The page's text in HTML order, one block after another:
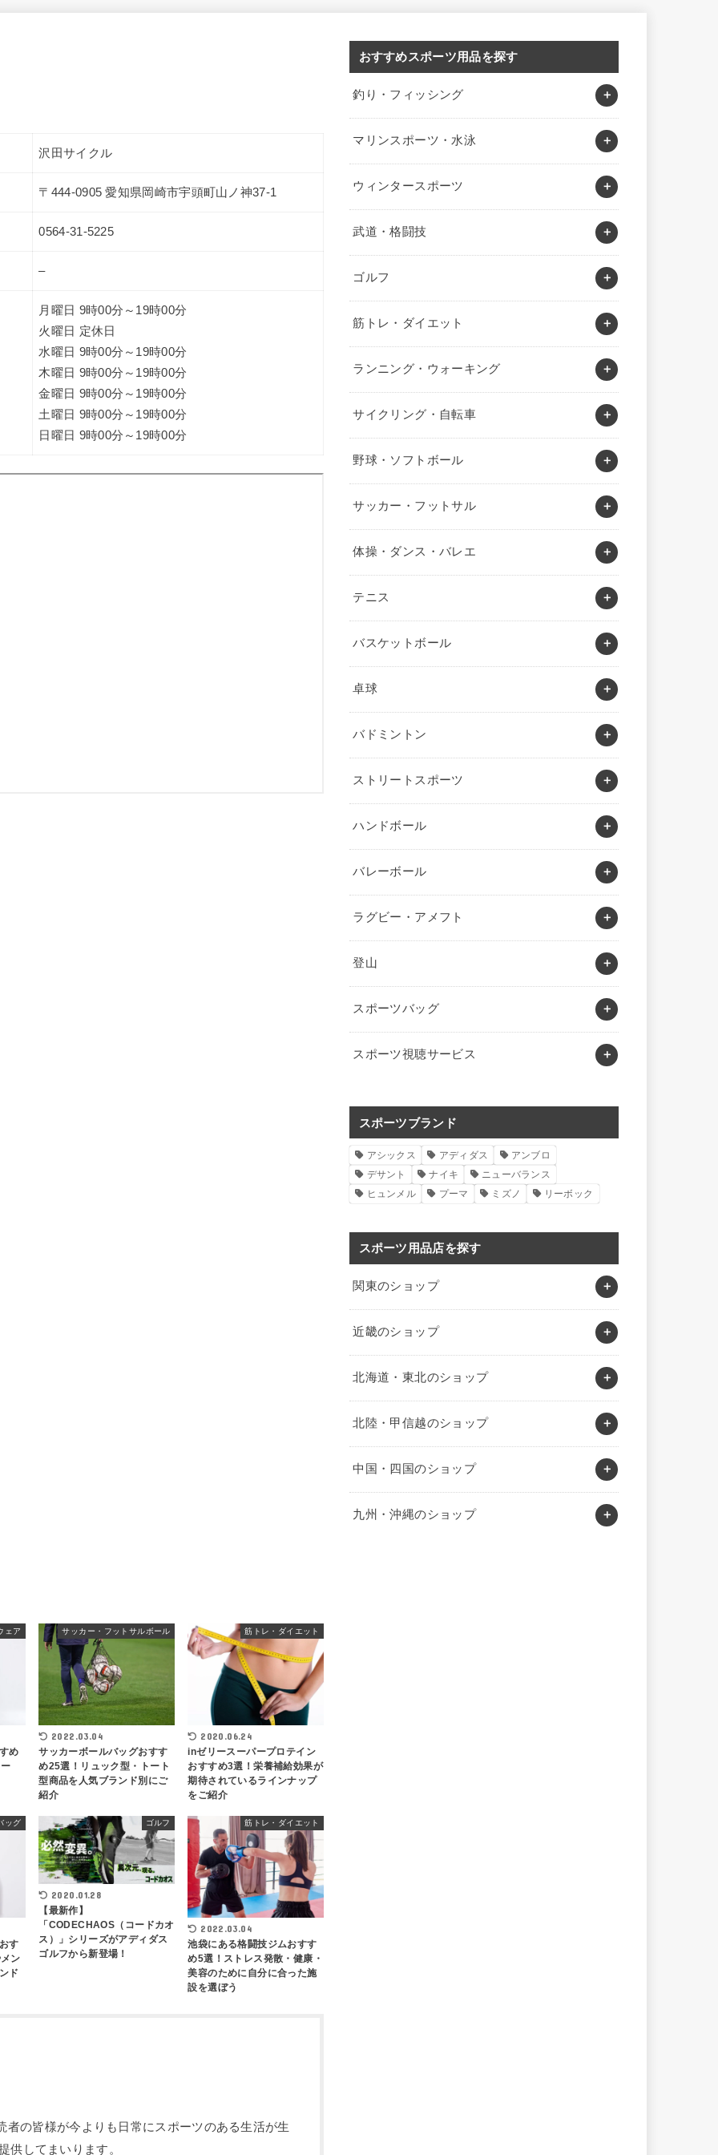
沢田サイクル
〒444-0905 愛知県岡崎市宇頭町山ノ神37-1
0564-31-5225
–
月曜日 9時00分～19時00分
火曜日 定休日
水曜日 9時00分～19時00分
木曜日 9時00分～19時00分
金曜日 9時00分～19時00分
土曜日 9時00分～19時00分
日曜日 9時00分～19時00分
ェア
め
サッカー・フットサルボール
2022.03.04
サッカーボールバッグおすす
め25選！リュック型・トート
型商品を人気ブランド別にご
紹介
筋トレ・ダイエット
2020.06.24
inゼリースーパープロテイン
おすすめ3選！栄養補給効果が
期待されているラインナップ
をご紹介
ッグ
す
ン
ド
ゴルフ
2020.01.28
【最新作】
「CODECHAOS（コードカオ
ス）」シリーズがアディダス
ゴルフから新登場！
筋トレ・ダイエット
2022.03.04
池袋にある格闘技ジムおすす
め5選！ストレス発散・健康・
美容のために自分に合った施
設を選ぼう
者の皆様が今よりも日常にスポーツのある生活が生
供してまいります。
おすすめスポーツ用品を探す
釣り・フィッシング
マリンスポーツ・水泳
ウィンタースポーツ
武道・格闘技
ゴルフ
筋トレ・ダイエット
ランニング・ウォーキング
サイクリング・自転車
野球・ソフトボール
サッカー・フットサル
体操・ダンス・バレエ
テニス
バスケットボール
卓球
バドミントン
ストリートスポーツ
ハンドボール
バレーボール
ラグビー・アメフト
登山
スポーツバッグ
スポーツ視聴サービス
スポーツブランド
アシックス アディダス
アンブロ
デサント
ナイキ
ニューバランス
ヒュンメル
プーマ ミズノ リーボック
スポーツ用品店を探す
関東のショップ
近畿のショップ
北海道・東北のショップ
北陸・甲信越のショップ
中国・四国のショップ
九州・沖縄のショップ